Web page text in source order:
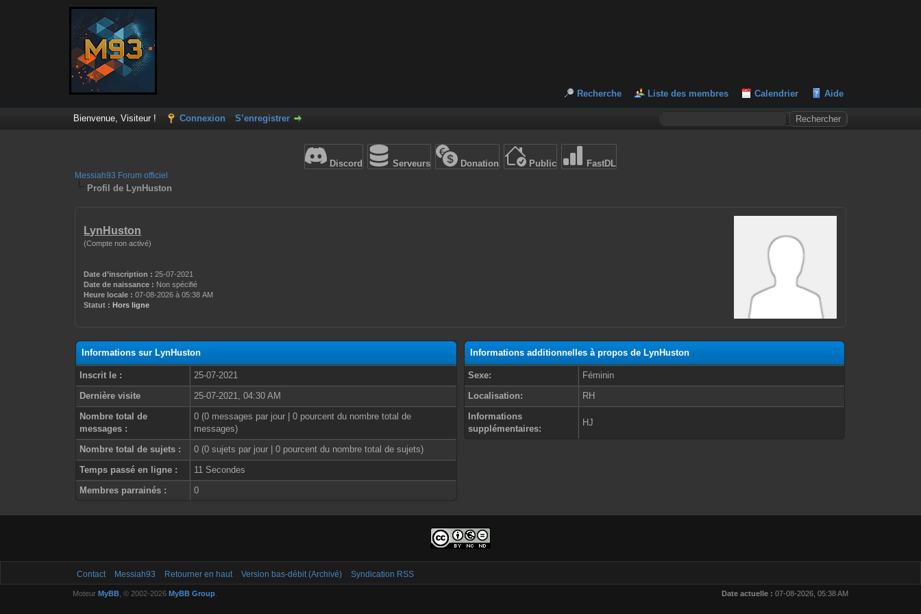
Recherche Liste des membres Calendrier Aide
Bienvenue, Visiteur ! Connexion S’enregistrer
Discord Serveurs Donation Public FastDL
Messiah93 Forum officiel
Profil de LynHuston
LynHuston
(Compte non activé)
Date d’inscription : 25-07-2021
Date de naissance : Non spécifié
Heure locale : 07-08-2026 à 05:38 AM
Statut : Hors ligne
Informations sur LynHuston
Inscrit le :
25-07-2021
Dernière visite
25-07-2021, 04:30 AM
Nombre total de
messages :
0 (0 messages par jour | 0 pourcent du nombre total de
messages)
Nombre total de sujets :
0 (0 sujets par jour | 0 pourcent du nombre total de sujets)
Temps passé en ligne :
11 Secondes
Membres parrainés :
0
Informations additionnelles à propos de LynHuston
Sexe:
Féminin
Localisation:
RH
Informations
supplémentaires:
HJ
Contact Messiah93 Retourner en haut Version bas-débit (Archivé) Syndication RSS
Date actuelle : 07-08-2026, 05:38 AM
Moteur MyBB, © 2002-2026 MyBB Group.